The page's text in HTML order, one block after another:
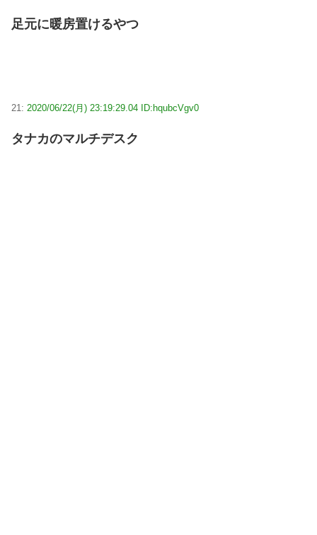
足元に暖房置けるやつ
21: 2020/06/22(月) 23:19:29.04 ID:hqubcVgv0
タナカのマルチデスク